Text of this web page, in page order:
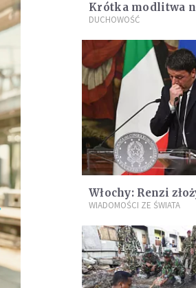
Krótka modlitwa
DUCHOWOŚĆ
Włochy: Renzi
WIADOMOŚCI ZE ŚWIATA